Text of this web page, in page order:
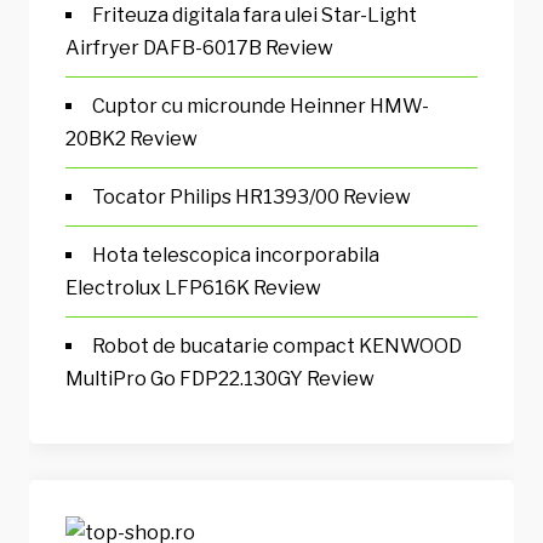
Friteuza digitala fara ulei Star-Light
Airfryer DAFB-6017B Review
Cuptor cu microunde Heinner HMW-
20BK2 Review
Tocator Philips HR1393/00 Review
Hota telescopica incorporabila
Electrolux LFP616K Review
Robot de bucatarie compact KENWOOD
MultiPro Go FDP22.130GY Review